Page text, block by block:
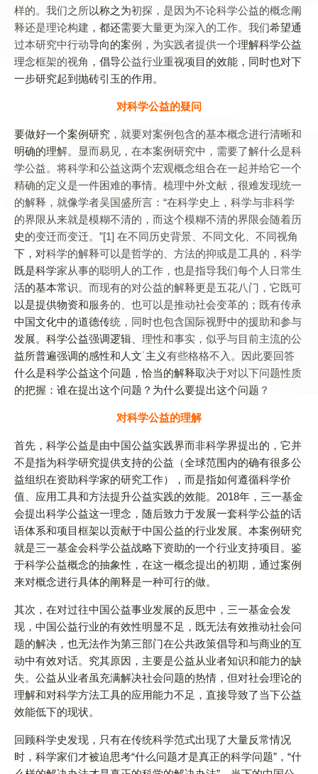
样的。我们之所以称之为初探，是因为不论科学公益的概念阐
释还是理论构建，都还需要大量更为深入的工作。我们希望通
过本研究中行动导向的案例，为实践者提供一个理解科学公益
理念框架的视角，倡导公益行业重视项目的效能，同时也对下
一步研究起到抛砖引玉的作用。
对科学公益的疑问
要做好一个案例研究，就要对案例包含的基本概念进行清晰和
明确的理解。显而易见，在本案例研究中，需要了解什么是科
学公益。将科学和公益这两个宏观概念组合在一起并给它一个
精确的定义是一件困难的事情。梳理中外文献，很难发现统一
的解释，就像学者吴国盛所言：“在科学史上，科学与非科学
的界限从来就是模糊不清的，而这个模糊不清的界限会随着历
史的变迁而变迁。”[1] 在不同历史背景、不同文化、不同视角
下，对科学的解释可以是哲学的、方法的抑或是工具的，科学
既是科学家从事的聪明人的工作，也是指导我们每个人日常生
活的基本常识。而现有的对公益的解释更是五花八门，它既可
以是提供物资和服务的、也可以是推动社会变革的；既有传承
中国文化中的道德传统，同时也包含国际视野中的援助和参与
发展。科学公益强调逻辑、理性和事实，似乎与目前主流的公
益所普遍强调的感性和人文˙主义有些格格不入。因此要回答
什么是科学公益这个问题，恰当的解释取决于对以下问题性质
的把握：谁在提出这个问题？为什么要提出这个问题？
对科学公益的理解
首先，科学公益是由中国公益实践界而非科学界提出的，它并
不是指为科学研究提供支持的公益（全球范围内的确有很多公
益组织在资助科学家的研究工作），而是指如何遵循科学价
值、应用工具和方法提升公益实践的效能。2018年，三一基金
会提出科学公益这一理念，随后致力于发展一套科学公益的话
语体系和项目框架以贡献于中国公益的行业发展。本案例研究
就是三一基金会科学公益战略下资助的一个行业支持项目。鉴
于科学公益概念的抽象性，在这一概念提出的初期，通过案例
来对概念进行具体的阐释是一种可行的做。
其次，在对过往中国公益事业发展的反思中，三一基金会发
现，中国公益行业的有效性明显不足，既无法有效推动社会问
题的解决，也无法作为第三部门在公共政策倡导和与商业的互
动中有效对话。究其原因，主要是公益从业者知识和能力的缺
失。公益从业者虽充满解决社会问题的热情，但对社会理论的
理解和对科学方法工具的应用能力不足，直接导致了当下公益
效能低下的现状。
回顾科学史发现，只有在传统科学范式出现了大量反常情况
时，科学家们才被迫思考“什么问题才是真正的科学问题”，“什